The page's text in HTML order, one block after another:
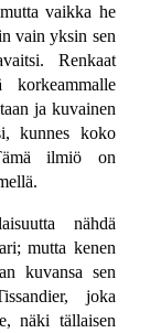
vaikka he
vain yksin sen
Renkaat
ja kuvainen
kunnes koko
ilmiö on
nähdä
mutta kenen
kuvansa sen
joka
näki tällaisen